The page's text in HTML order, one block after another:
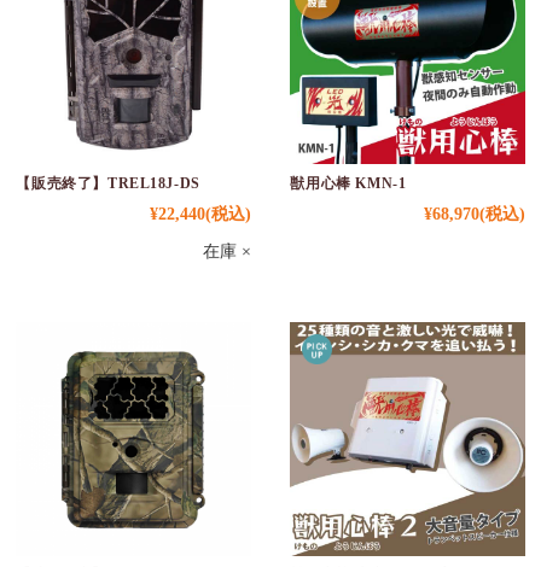
【販売終了】TREL18J-DS
¥22,440(税込)
在庫 ×
獣用心棒 KMN-1
¥68,970(税込)